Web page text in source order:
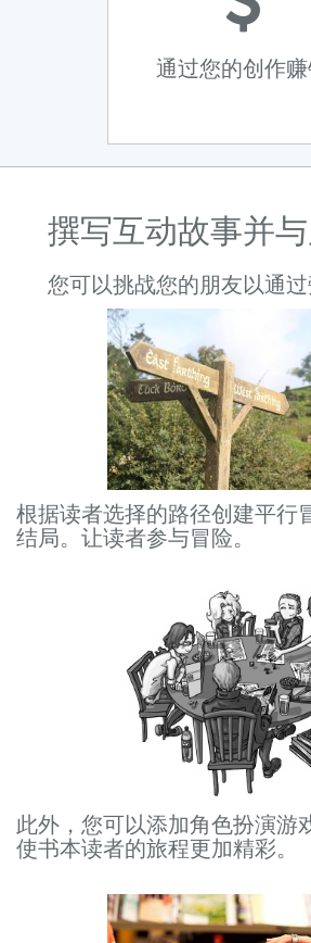
通过您的创作
撰写互动故事并
您可以挑战您的朋友以通
根据读者选择的路径创建平行
结局。让读者参与冒险。
此外，您可以添加角色扮演游
使书本读者的旅程更加精彩。